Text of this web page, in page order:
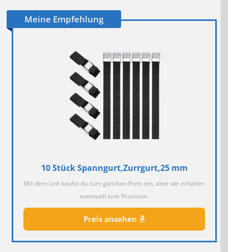
Meine Empfehlung
10 Stück Spanngurt,Zurrgurt,25 mm
Mit dem Link kaufst du zum gleichen Preis ein, aber wir erhalten
eventuell eine Provision.
Preis ansehen